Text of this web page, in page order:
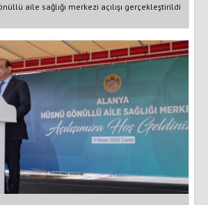
aile sağlığı merkezi açılışı gerçekleştirildi